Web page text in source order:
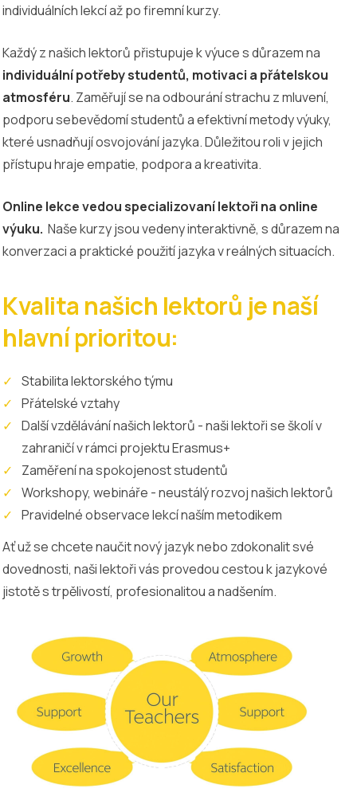
individuálních lekcí až po firemní kurzy.
Každý z našich lektorů přistupuje k výuce s důrazem na
individuální potřeby studentů, motivaci a přátelskou
atmosféru. Zaměřují se na odbourání strachu z mluvení,
podporu sebevědomí studentů a efektivní metody výuky,
které usnadňují osvojování jazyka. Důležitou roli v jejich
přístupu hraje empatie, podpora a kreativita.
Online lekce vedou specializovaní lektoři na online
výuku. Naše kurzy jsou vedeny interaktivně, s důrazem na
konverzaci a praktické použití jazyka v reálných situacích.
Kvalita našich lektorů je naší
hlavní prioritou:
Stabilita lektorského týmu
Přátelské vztahy
Další vzdělávání našich lektorů - naši lektoři se školí v
zahraničí v rámci projektu Erasmus+
Zaměření na spokojenost studentů
Workshopy, webináře - neustálý rozvoj našich lektorů
Pravidelné observace lekcí naším metodikem
Ať už se chcete naučit nový jazyk nebo zdokonalit své
dovednosti, naši lektoři vás provedou cestou k jazykové
jistotě s trpělivostí, profesionalitou a nadšením.